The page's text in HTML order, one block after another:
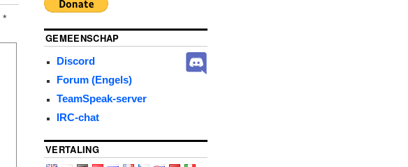
*
GEMEENSCHAP
Discord
Forum (Engels)
TeamSpeak-server
IRC-chat
VERTALING